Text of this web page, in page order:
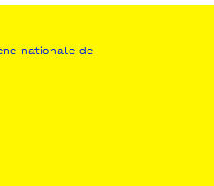
Matos Teatro Municipal
la création originale
nationale de